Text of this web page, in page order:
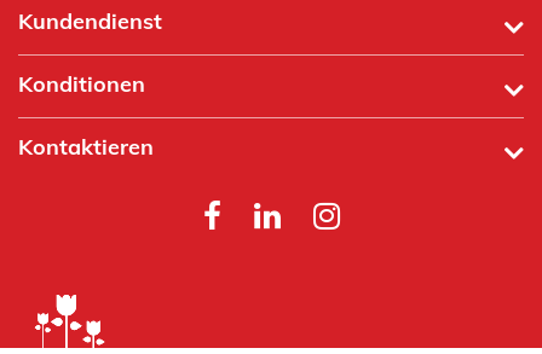
Kundendienst
Konditionen
Kontaktieren